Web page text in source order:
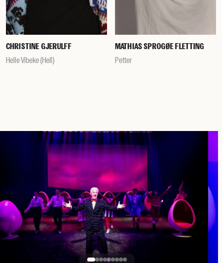
CHRISTINE GJERULFF
Helle Vibeke (Hell)
MATHIAS SPROGØE FLETTING
Petter